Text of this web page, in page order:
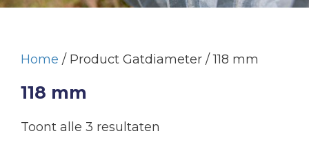
Home / Product Gatdiameter / 118 mm
118 mm
Toont alle 3 resultaten